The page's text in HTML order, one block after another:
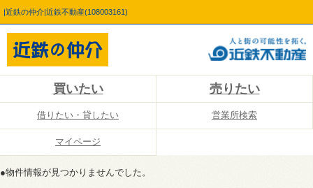
|近鉄の仲介|近鉄不動産(108003161)
買いたい 売りたい
借りたい・貸したい 営業所検索
マイページ
●物件情報が見つかりませんでした。